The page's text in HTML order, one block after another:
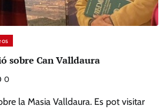
sobre Can Valldaura
0
la Masia Valldaura. Es pot visitar